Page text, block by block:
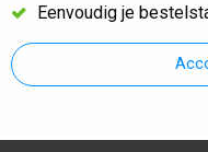
Eenvoudig je